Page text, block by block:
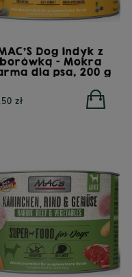
Dog Indyk z
borówką - Mokra
dla psa, 200 g
zł